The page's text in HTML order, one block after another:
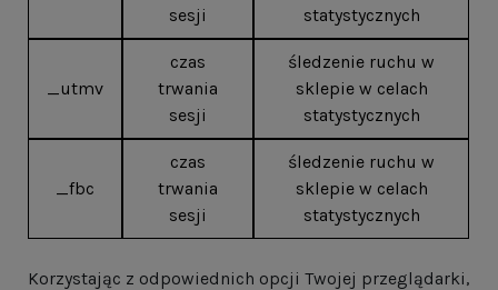
sesji
statystycznych
_utmv
czas
trwania
sesji
śledzenie ruchu w
sklepie w celach
statystycznych
_fbc
czas
trwania
sesji
śledzenie ruchu w
sklepie w celach
statystycznych
Korzystając z odpowiednich opcji Twojej przeglądarki,